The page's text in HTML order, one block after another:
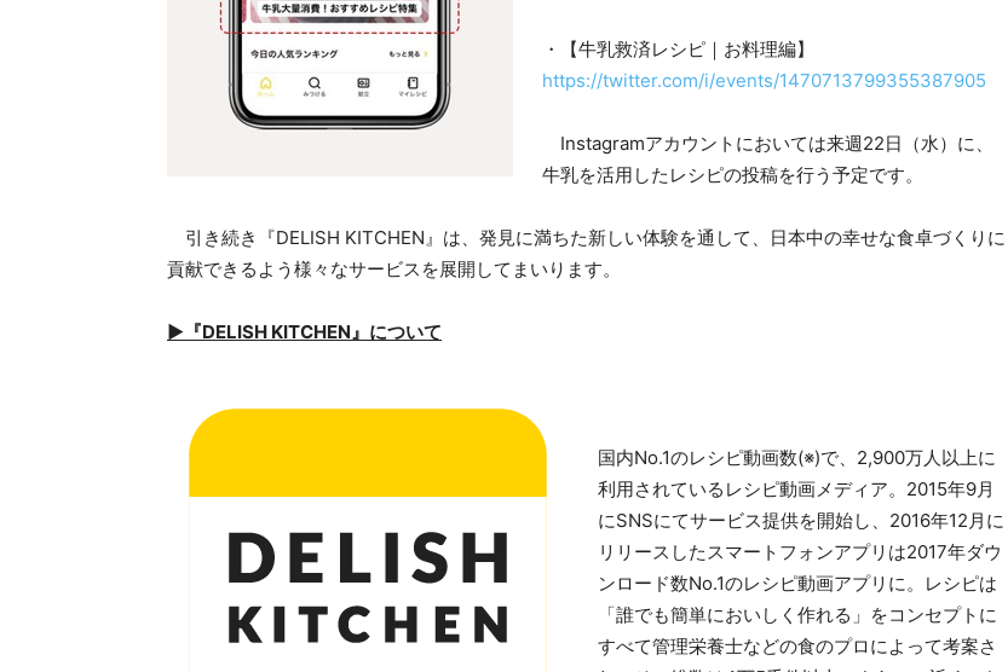
・【牛乳救済レシピ｜お料理編】
https://twitter.com/i/events/1470713799355387905
Instagramアカウントにおいては来週22日（水）に、
牛乳を活用したレシピの投稿を行う予定です。
引き続き『DELISH KITCHEN』は、発見に満ちた新しい体験を通して、日本中の幸せな食卓づくりに
貢献できるよう様々なサービスを展開してまいります。
▶︎『DELISH KITCHEN』について
国内No.1のレシピ動画数(※)で、2,900万人以上に
利用されているレシピ動画メディア。2015年9月
にSNSにてサービス提供を開始し、2016年12月に
リリースしたスマートフォンアプリは2017年ダウ
ンロード数No.1のレシピ動画アプリに。レシピは
「誰でも簡単においしく作れる」をコンセプトに
すべて管理栄養士などの食のプロによって考案さ